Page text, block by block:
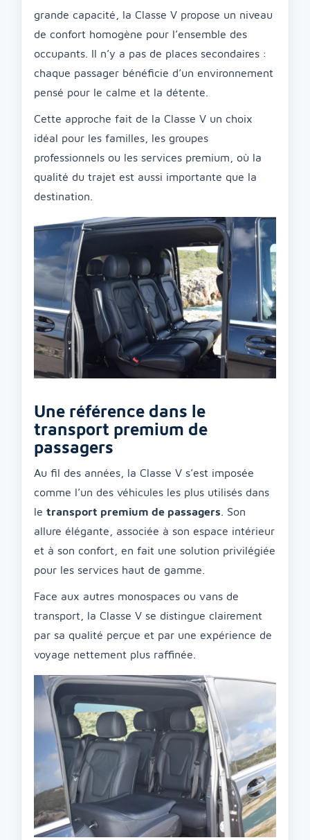
grande capacité, la Classe V propose un niveau
de confort homogène pour l’ensemble des
occupants. Il n’y a pas de places secondaires :
chaque passager bénéficie d’un environnement
pensé pour le calme et la détente.
Cette approche fait de la Classe V un choix
idéal pour les familles, les groupes
professionnels ou les services premium, où la
qualité du trajet est aussi importante que la
destination.
Une référence dans le
transport premium de
passagers
Au fil des années, la Classe V s’est imposée
comme l’un des véhicules les plus utilisés dans
le transport premium de passagers . Son
allure élégante, associée à son espace intérieur
et à son confort, en fait une solution privilégiée
pour les services haut de gamme.
Face aux autres monospaces ou vans de
transport, la Classe V se distingue clairement
par sa qualité perçue et par une expérience de
voyage nettement plus raffinée.